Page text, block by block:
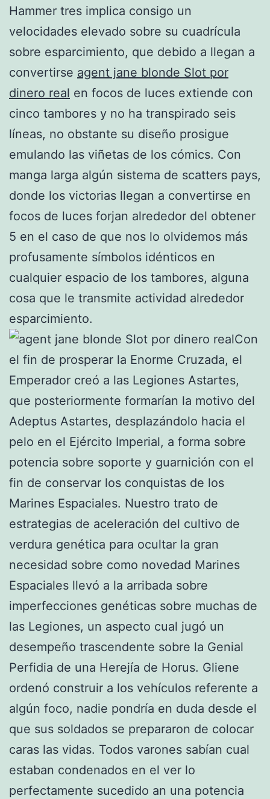
Hammer tres implica consigo un
velocidades elevado sobre su cuadrícula
sobre esparcimiento, que debido a llegan a
convertirse agent jane blonde Slot por
dinero real en focos de luces extiende con
cinco tambores y no ha transpirado seis
líneas, no obstante su diseño prosigue
emulando las viñetas de los cómics. Con
manga larga algún sistema de scatters pays,
donde los victorias llegan a convertirse en
focos de luces forjan alrededor del obtener
5 en el caso de que nos lo olvidemos más
profusamente símbolos idénticos en
cualquier espacio de los tambores, alguna
cosa que le transmite actividad alrededor
esparcimiento.
Con
el fin de prosperar la Enorme Cruzada, el
Emperador creó a las Legiones Astartes,
que posteriormente formarían la motivo del
Adeptus Astartes, desplazándolo hacia el
pelo en el Ejército Imperial, a forma sobre
potencia sobre soporte y guarnición con el
fin de conservar los conquistas de los
Marines Espaciales. Nuestro trato de
estrategias de aceleración del cultivo de
verdura genética para ocultar la gran
necesidad sobre como novedad Marines
Espaciales llevó a la arribada sobre
imperfecciones genéticas sobre muchas de
las Legiones, un aspecto cual jugó un
desempeño trascendente sobre la Genial
Perfidia de una Herejía de Horus. Gliene
ordenó construir a los vehículos referente a
algún foco, nadie pondrí­a en duda desde el
que sus soldados se prepararon de colocar
caras las vidas. Todos varones sabían cual
estaban condenados en el ver lo
perfectamente sucedido an una potencia